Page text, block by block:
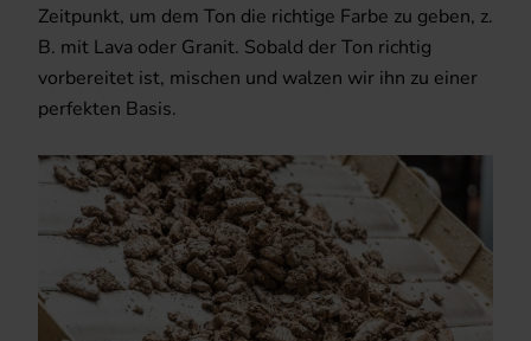
Zeitpunkt, um dem Ton die richtige Farbe zu geben, z.
B. mit Lava oder Granit. Sobald der Ton richtig
vorbereitet ist, mischen und walzen wir ihn zu einer
perfekten Basis.